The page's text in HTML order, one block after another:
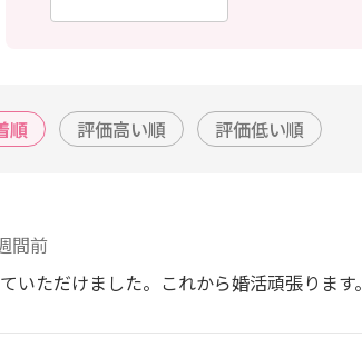
順 評価高い順 評価低い順
間前
いただけました。これから婚活頑張ります。